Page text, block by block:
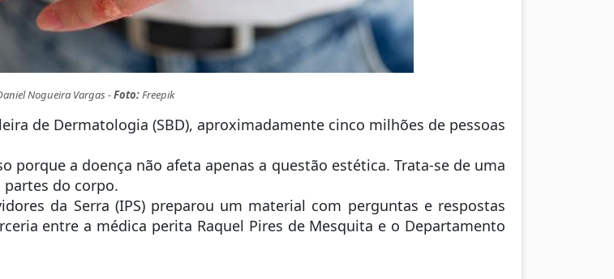
Nogueira Vargas -Foto:Freepik
de Dermatologia (SBD), aproximadamente cinco milhões de pessoas
porque a doença não afeta apenas a questão estética. Trata-se de uma
do corpo.
da Serra (IPS) preparou um material com perguntas e respostas
entre a médica perita Raquel Pires de Mesquita e o Departamento